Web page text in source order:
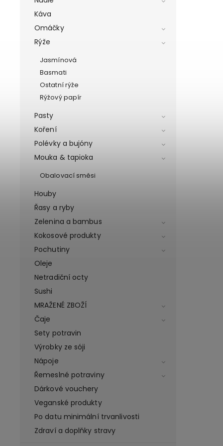
Káva
Omáčky
Rýže
Jasmínová
Basmati
Ostatní rýže
Rýžový papír
Pasty
Koření
Polévky a bujóny
Mouka & tapioka
Obalovací směsi
Houby
Řasy a ryby
Zelenina a bambus
Kokosové produkty
Pochutiny
Oleje
Netradiční octy
Sushi
MRAŽENÉ ZBOŽÍ
Čaje
Sety potravin
Výrobky ze sóji
Nápoje
Řemeslné potraviny
Dárkové vouchery
Veganské produkty
Po datu minimální trvanlivosti
Zdraví a doplňky stravy